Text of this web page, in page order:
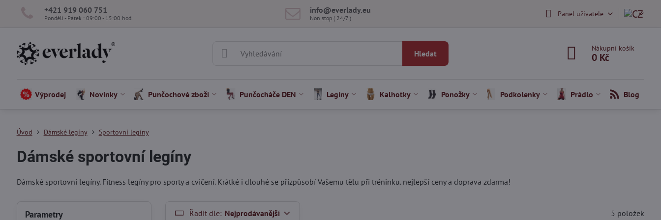
+421 919 060 751
Pondělí - Pátek : 09:00 - 15:00 hod.
info​@everlady​.eu
Non stop ( 24/7 ) Panel uživatele
Hledat
Nákupní košík
0 Kč
Výprodej Novinky Punčochové zboží Punčocháče DEN Legíny Kalhotky Ponožky Podkolenky Prádlo Blog
Úvod Dámské legíny Sportovní legíny
Dámské sportovní legíny
Dámské sportovní legíny. Fitness legíny pro sporty a cvičení. Krátké i dlouhé se přizpůsobí Vašemu tělu při tréninku. nejlepší ceny a doprava zdarma!
Řadit dle: Nejprodávanější 5 položek
Parametry